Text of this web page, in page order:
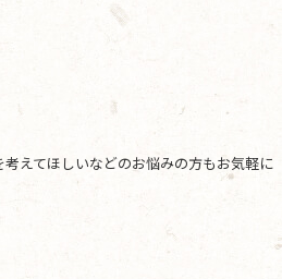
えてほしいなどのお悩みの方もお気軽に